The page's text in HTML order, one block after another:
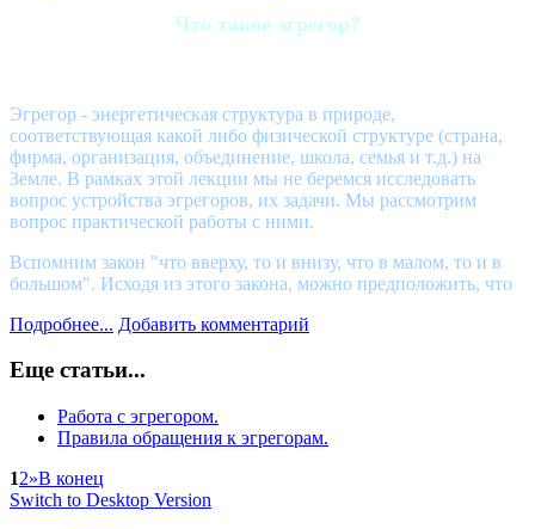
Что такое эгрегор?
Эгрегор - энергетическая структура в природе,
соответствующая какой либо физической структуре (страна,
фирма, организация, объединение, школа, семья и т.д.) на
Земле. В рамках этой лекции мы не беремся исследовать
вопрос устройства эгрегоров, их задачи. Мы рассмотрим
вопрос практической работы с ними.
Вспомним закон "что вверху, то и внизу, что в малом, то и в
большом". Исходя из этого закона, можно предположить, что
Подробнее... Добавить комментарий
Еще статьи...
Работа с эгрегором.
Правила обращения к эгрегорам.
12»В конец
Switch to Desktop Version